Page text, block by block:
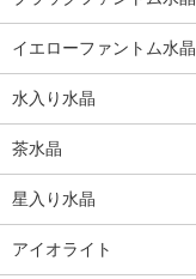
イエローファントム水晶
水入り水晶
茶水晶
星入り水晶
アイオライト